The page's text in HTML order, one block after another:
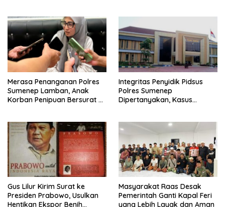
Merasa Penanganan Polres
Sumenep Lamban, Anak
Korban Penipuan Bersurat ke
Integritas Penyidik Pidsus
Polres Sumenep
Dipertanyakan, Kasus
Kepastian
Gus Lilur Kirim Surat ke
Presiden Prabowo, Usulkan
Hentikan Ekspor Benih
Masyarakat Raas Desak
Pemerintah Ganti Kapal Feri
yang Lebih Layak dan Aman